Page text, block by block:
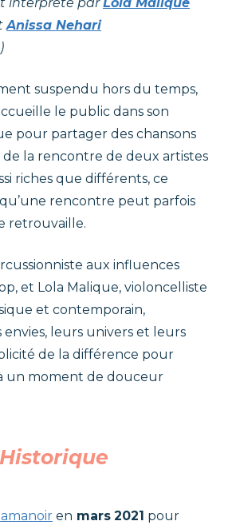
Anissa Nehari
suspendu hors du temps,
le public dans son
pour partager des chansons
la rencontre de deux artistes
riches que différents, ce
rencontre peut parfois
retrouvaille.
aux influences
et Lola Malique, violoncelliste
et contemporain,
leurs univers et leurs
de la différence pour
un moment de douceur
Historique
en mars 2021 pour